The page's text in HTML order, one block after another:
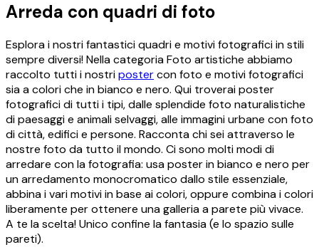
Arreda con quadri di foto
Esplora i nostri fantastici quadri e motivi fotografici in stili
sempre diversi! Nella categoria Foto artistiche abbiamo
raccolto tutti i nostripostercon foto e motivi fotografici
sia a colori che in bianco e nero. Qui troverai poster
fotografici di tutti i tipi, dalle splendide foto naturalistiche
di paesaggi e animali selvaggi, alle immagini urbane con foto
di città, edifici e persone. Racconta chi sei attraverso le
nostre foto da tutto il mondo. Ci sono molti modi di
arredare con la fotografia: usa poster in bianco e nero per
un arredamento monocromatico dallo stile essenziale,
abbina i vari motivi in base ai colori, oppure combina i colori
liberamente per ottenere una galleria a parete più vivace.
A te la scelta! Unico confine la fantasia (e lo spazio sulle
pareti).